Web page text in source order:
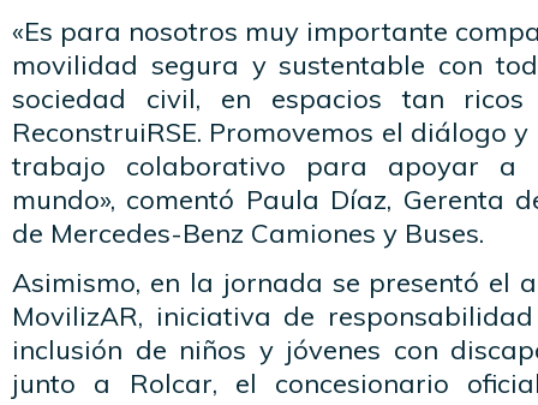
«Es para nosotros muy importante
movilidad segura y sustentable con
sociedad civil, en espacios tan
ReconstruiRSE. Promovemos el diálogo
trabajo colaborativo para apoyar a
mundo», comentó Paula Díaz, Gerenta
de Mercedes-Benz Camiones y Buses.
Asimismo, en la jornada se presentó el
MovilizAR, iniciativa de
inclusión de niños y jóvenes con
junto a Rolcar, el concesionario